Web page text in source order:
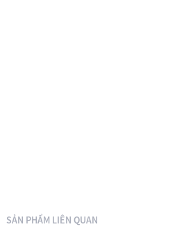
SẢN PHẨM LIÊN QUAN